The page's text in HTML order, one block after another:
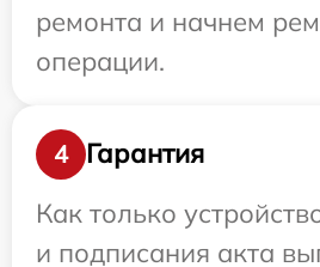
ремонта и начнем
операции.
4
Гарантия
Как только
и подписания акта